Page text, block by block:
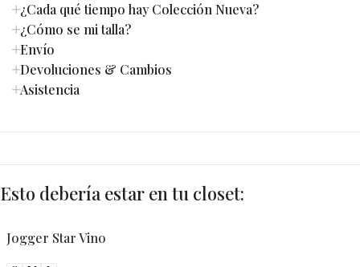
¿Cada qué tiempo hay Colección Nueva?
¿Cómo se mi talla?
Envío
Devoluciones & Cambios
Asistencia
Esto debería estar en tu closet:
Jogger Star Vino